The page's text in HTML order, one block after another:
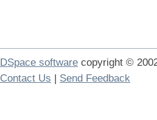
DSpace software copyright ©
Contact Us | Send Feedback